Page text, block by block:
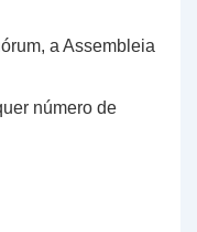
a Assembleia
número de